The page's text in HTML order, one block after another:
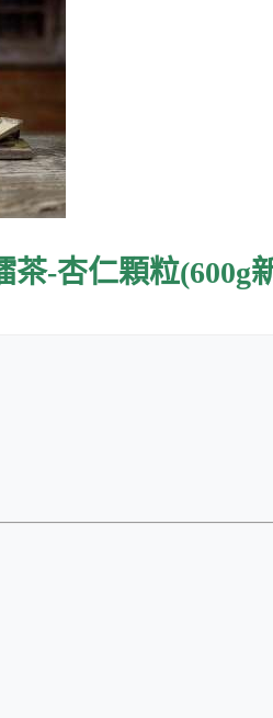
茶-杏仁顆粒(600g